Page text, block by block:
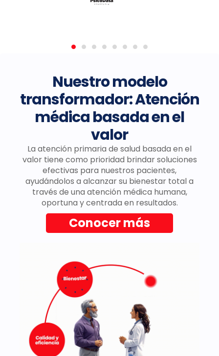
Nuestro modelo
transformador: Atención
médica basada en el
valor
La atención primaria de salud basada en el
valor tiene como prioridad brindar soluciones
efectivas para nuestros pacientes,
ayudándolos a alcanzar su bienestar total a
través de una atención médica humana,
oportuna y centrada en resultados.
Conocer más